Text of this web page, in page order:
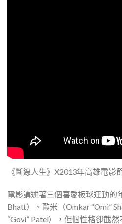
《斷線人生》X2013年高雄電影
電影講述著三個喜愛板球運動的
Bhatt）、歐米（Omkar “Omi”
“Govi” Patel），但個性格卻截